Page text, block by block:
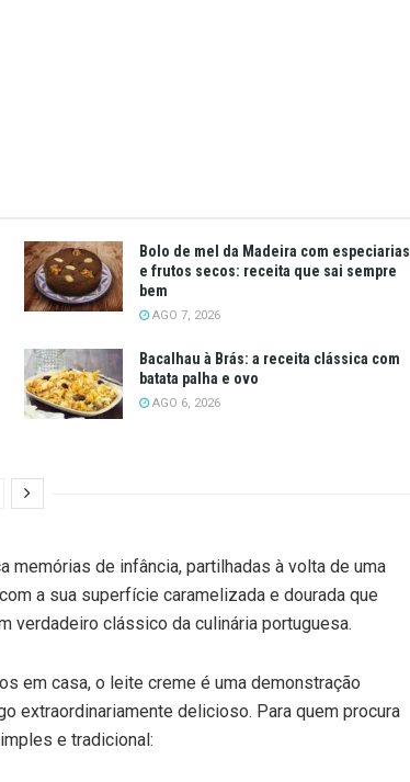
Bolo de mel da Madeira com especiarias
e frutos secos: receita que sai sempre
bem
AGO 7, 2026
Bacalhau à Brás: a receita clássica com
batata palha e ovo
AGO 6, 2026
de infância, partilhadas à volta de uma
a sua superfície caramelizada e dourada que
verdadeiro clássico da culinária portuguesa.
em casa, o leite creme é uma demonstração
extraordinariamente delicioso. Para quem procura
e tradicional: